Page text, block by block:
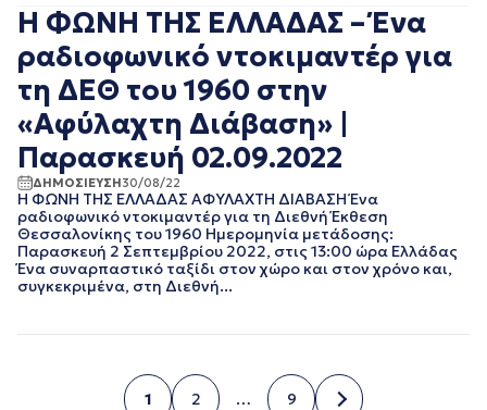
ΙΟΥΝΙΟΣ 2016
ΟΚΤΩΒΡΙΟΣ 2015
Η ΦΩΝΗ ΤΗΣ ΕΛΛΑΔΑΣ – Ένα
ραδιοφωνικό ντοκιμαντέρ για
τη ΔΕΘ του 1960 στην
«Αφύλαχτη Διάβαση» |
Παρασκευή 02.09.2022
ΔΗΜΟΣΙΕΥΣΗ30/08/22
Η ΦΩΝΗ ΤΗΣ ΕΛΛΑΔΑΣ ΑΦΥΛΑΧΤΗ ΔΙΑΒΑΣΗ Ένα
ραδιοφωνικό ντοκιμαντέρ για τη Διεθνή Έκθεση
Θεσσαλονίκης του 1960 Ημερομηνία μετάδοσης:
Παρασκευή 2 Σεπτεμβρίου 2022, στις 13:00 ώρα Ελλάδας
Ένα συναρπαστικό ταξίδι στον χώρο και στον χρόνο και,
συγκεκριμένα, στη Διεθνή...
1
2
…
9